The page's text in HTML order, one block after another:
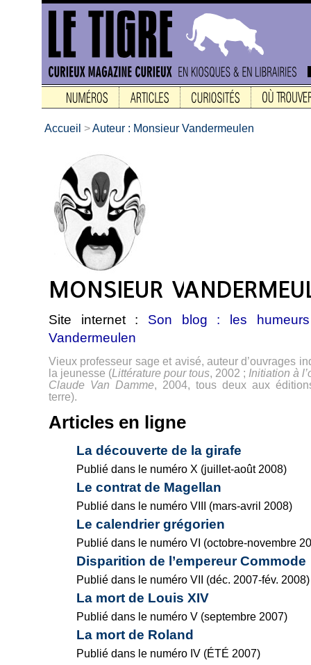
Accueil >Auteur : Monsieur Vandermeulen
Site internet : Son blog : les
Vandermeulen
Vieux professeur sage et avisé, auteur d’ouvrages
la jeunesse (Littérature pour tous, 2002 ; Initiation à
Claude Van Damme, 2004, tous deux aux
terre).
Articles en ligne
La découverte de la girafe
Publié dans le numéro X (juillet-août 2008)
Le contrat de Magellan
Publié dans le numéro VIII (mars-avril 2008)
Le calendrier grégorien
Publié dans le numéro VI (octobre-novembre
Disparition de l’empereur Commode
Publié dans le numéro VII (déc. 2007-fév. 2008)
La mort de Louis XIV
Publié dans le numéro V (septembre 2007)
La mort de Roland
Publié dans le numéro IV (ÉTÉ 2007)